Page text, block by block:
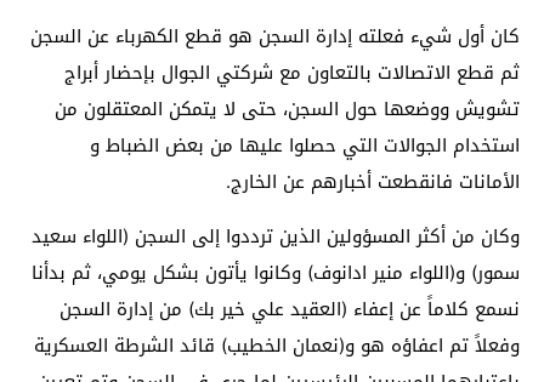
كان أول شيء فعلته إدارة السجن هو قطع الكهرباء عن السجن
ثم قطع الاتصالات بالتعاون مع شركتي الجوال بإحضار أبراج
تشويش ووضعها حول السجن، حتى لا يتمكن المعتقلون من
استخدام الجوالات التي حصلوا عليها من بعض الضباط و
الأمانات فانقطعت أخبارهم عن الخارج.
وكان من أكثر المسؤولين الذين ترددوا إلى السجن (اللواء سعيد
سمور) و(اللواء منير ادانوف) وكانوا يأتون بشكل يومي، ثم بدأنا
نسمع كلاماً عن إعفاء (العقيد علي خير بك) من إدارة السجن
وفعلاً تم اعفاؤه هو و(نعمان الخطيب) قائد الشرطة العسكرية